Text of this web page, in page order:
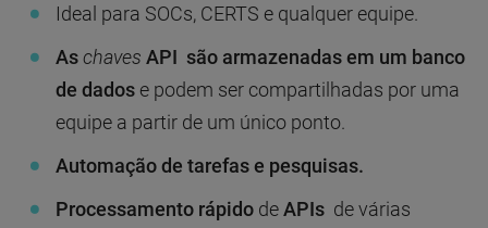
Ideal para SOCs, CERTS e qualquer equipe.
Aschaves API são armazenadas em um banco
de dados e podem ser compartilhadas por uma
equipe a partir de um único ponto.
Automação de tarefas e pesquisas.
Processamento rápido deAPIs de várias